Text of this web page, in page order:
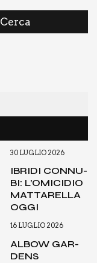
Cerca
30 LUGLIO 2026
IBRI­DI CON­NU­
BI: L’O­MI­CI­DIO
MAT­TA­REL­LA
OGGI
16 LUGLIO 2026
ALBOW GAR­
DENS